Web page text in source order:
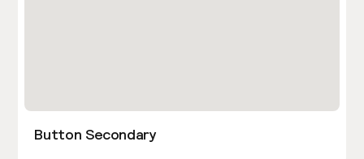
Button Secondary